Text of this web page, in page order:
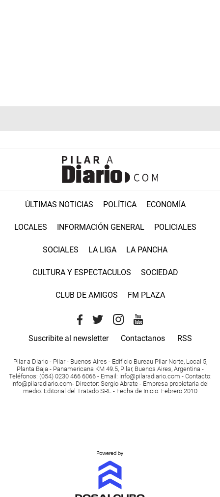
ÚLTIMAS NOTICIAS POLÍTICA ECONOMÍA
LOCALES INFORMACIÓN GENERAL POLICIALES
SOCIALES LA LIGA LA PANCHA
CULTURA Y ESPECTACULOS SOCIEDAD
CLUB DE AMIGOS FM PLAZA
Suscribite al newsletter Contactanos RSS
Pilar a Diario - Pilar - Buenos Aires - Edificio Bureau Pilar Norte, Local 5,
Planta Baja - Panamericana KM 49.5, Pilar, Buenos Aires, Argentina -
Teléfonos: (054) 0230 466 6066 - Email : info@pilaradiario.com - Contacto:
info@pilaradiario.com- Director: Sergio Abrate - Empresa propietaria del
medio: Editorial del Tratado SRL - Fecha de Inicio: Febrero 2010